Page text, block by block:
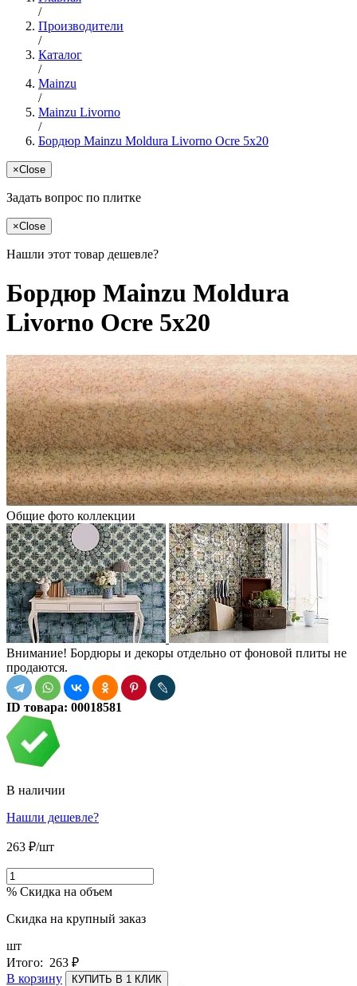
/
Производители
/
Каталог
/
Mainzu
/
Mainzu Livorno
/
Бордюр Mainzu Moldura Livorno Ocre 5x20
×Close
Задать вопрос по плитке
×Close
Нашли этот товар дешевле?
Бордюр Mainzu Moldura
Livorno Ocre 5x20
Общие фото коллекции
Внимание! Бордюры и декоры отдельно от фоновой плиты не
продаются.
ID товара: 00018581
В наличии
Нашли дешевле?
263 ₽/шт
% Скидка на объем
Скидка на крупный заказ
шт
Итого: 263 ₽
В корзину
КУПИТЬ В 1 КЛИК